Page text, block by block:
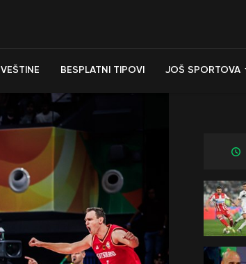
BESPLATNI TIPOVI JOŠ SPORTOVA